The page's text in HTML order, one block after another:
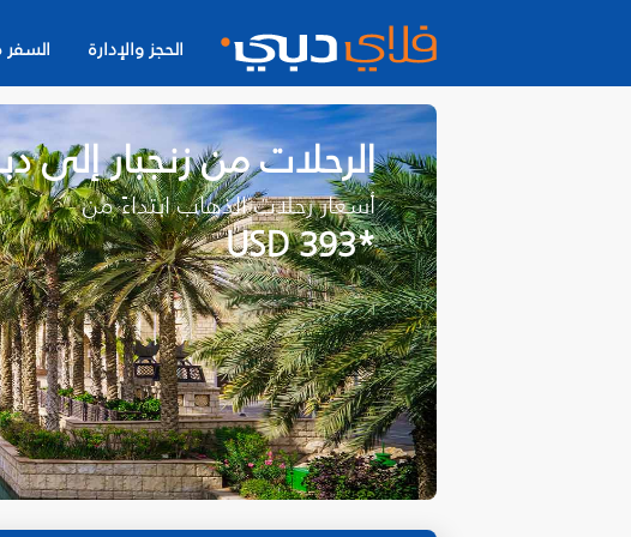
الحجز والإدارة السفر
الرحلات من زنجبار إلى
أسعار رحلات الذهاب ابتداءً من
*USD 393